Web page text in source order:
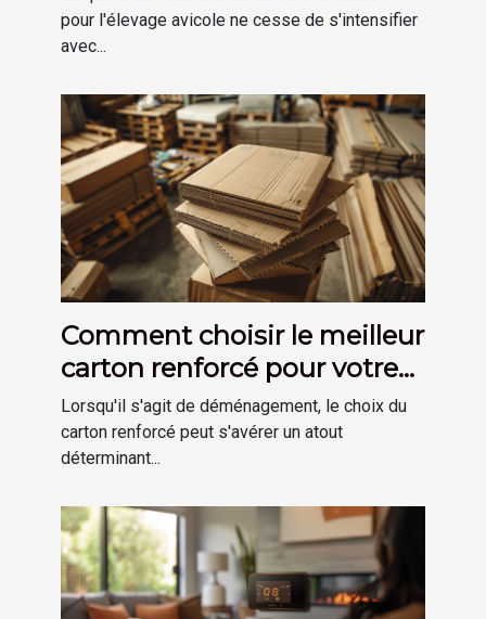
pour l'élevage avicole ne cesse de s'intensifier
avec...
Comment choisir le meilleur
carton renforcé pour votre
déménagement
Lorsqu'il s'agit de déménagement, le choix du
carton renforcé peut s'avérer un atout
déterminant...